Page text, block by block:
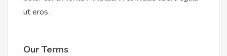
ut eros.
Our Terms